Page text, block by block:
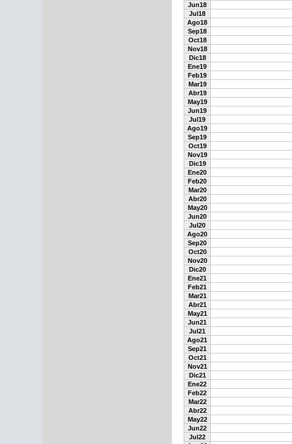
Jun18
Jul18
Ago18
Sep18
Oct18
Nov18
Dic18
Ene19
Feb19
Mar19
Abr19
May19
Jun19
Jul19
Ago19
Sep19
Oct19
Nov19
Dic19
Ene20
Feb20
Mar20
Abr20
May20
Jun20
Jul20
Ago20
Sep20
Oct20
Nov20
Dic20
Ene21
Feb21
Mar21
Abr21
May21
Jun21
Jul21
Ago21
Sep21
Oct21
Nov21
Dic21
Ene22
Feb22
Mar22
Abr22
May22
Jun22
Jul22